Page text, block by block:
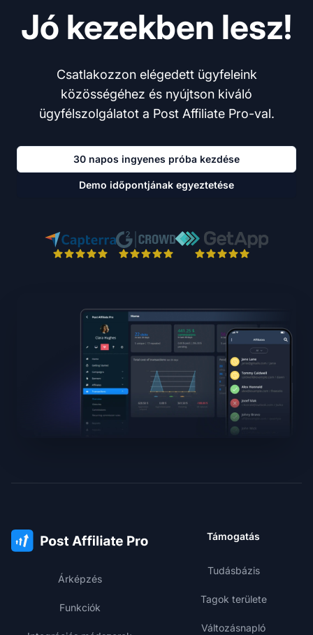
Jó kezekben lesz!
Csatlakozzon elégedett ügyfeleink
közösségéhez és nyújtson kiváló
ügyfélszolgálatot a Post Affiliate Pro-val.
30 napos ingyenes próba kezdése
Demo időpontjának egyeztetése
Árképzés
Funkciók
Támogatás
Tudásbázis
Tagok területe
Változásnapló